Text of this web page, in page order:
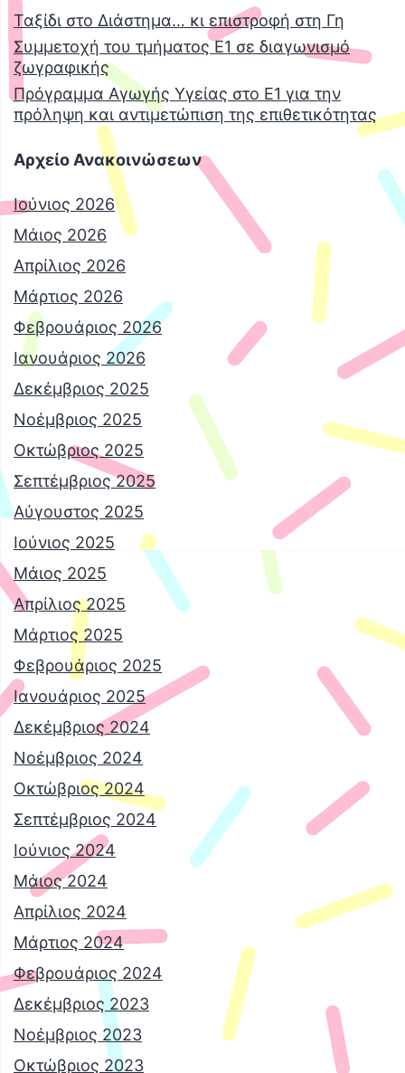
Ταξίδι στο Διάστημα… κι επιστροφή στη Γη
Συμμετοχή του τμήματος Ε1 σε διαγωνισμό
ζωγραφικής
Πρόγραμμα Αγωγής Υγείας στο Ε1 για την
πρόληψη και αντιμετώπιση της επιθετικότητας
Αρχείο Ανακοινώσεων
Ιούνιος 2026
Μάιος 2026
Απρίλιος 2026
Μάρτιος 2026
Φεβρουάριος 2026
Ιανουάριος 2026
Δεκέμβριος 2025
Νοέμβριος 2025
Οκτώβριος 2025
Σεπτέμβριος 2025
Αύγουστος 2025
Ιούνιος 2025
Μάιος 2025
Απρίλιος 2025
Μάρτιος 2025
Φεβρουάριος 2025
Ιανουάριος 2025
Δεκέμβριος 2024
Νοέμβριος 2024
Οκτώβριος 2024
Σεπτέμβριος 2024
Ιούνιος 2024
Μάιος 2024
Απρίλιος 2024
Μάρτιος 2024
Φεβρουάριος 2024
Δεκέμβριος 2023
Νοέμβριος 2023
Οκτώβριος 2023